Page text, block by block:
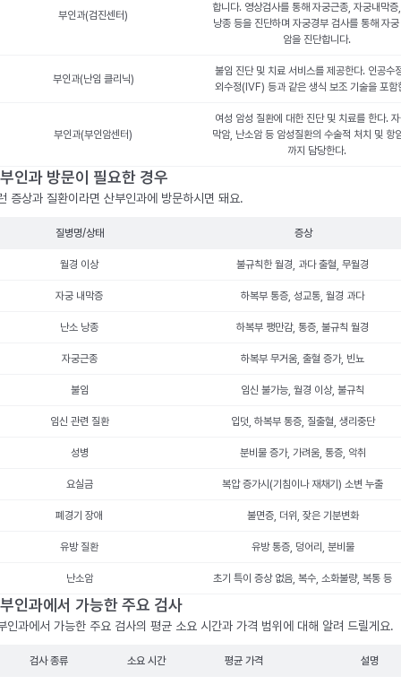
부인과(검진센터)
합니다. 영상검사를 통해 자궁근종, 자궁내막증
낭종 등을 진단하며 자궁경부 검사를 통해 자
암을 진단합니다.
부인과(난임 클리닉)
불임 진단 및 치료 서비스를 제공한다. 인공수
외수정(IVF) 등과 같은 생식 보조 기술을 포함
부인과(부인암센터)
여성 암성 질환에 대한 진단 및 치료를 한다. 자
막암, 난소암 등 암성질환의 수술적 처치 및 항
까지 담당한다.
인과 방문이 필요한 경우
증상과 질환이라면 산부인과에 방문하시면 돼요.
질병명/상태 증상
월경 이상 불규칙한 월경, 과다 출혈, 무월경
자궁 내막증 하복부 통증, 성교통, 월경 과다
난소 낭종 하복부 팽만감, 통증, 불규칙 월경
자궁근종 하복부 무거움, 출혈 증가, 빈뇨
불임 임신 불가능, 월경 이상, 불규칙
임신 관련 질환 입덧, 하복부 통증, 질출혈, 생리중단
성병 분비물 증가, 가려움, 통증, 악취
요실금 복압 증가시(기침이나 재채기) 소변 누출
폐경기 장애 불면증, 더위, 잦은 기분변화
유방 질환 유방 통증, 덩어리, 분비물
난소암 초기 특이 증상 없음, 복수, 소화불량, 복통 등
인과에서 가능한 주요 검사
인과에서 가능한 주요 검사의 평균 소요 시간과 가격 범위에 대해 알려 드릴게요.
검사 종류 소요 시간 평균 가격 설명